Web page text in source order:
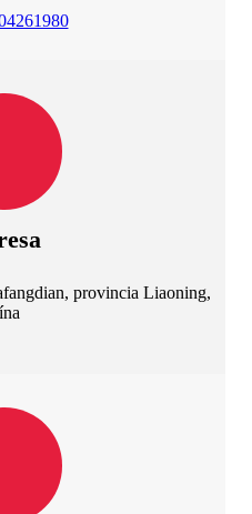
provincia Liaoning,